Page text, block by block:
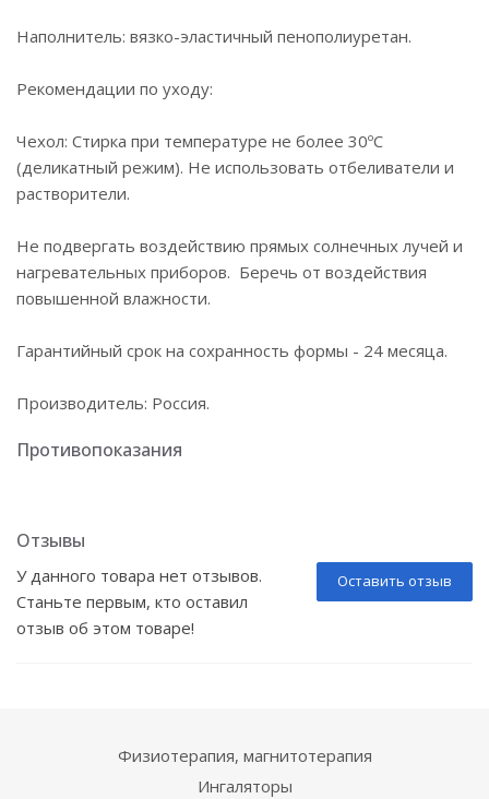
Наполнитель: вязко-эластичный пенополиуретан.
Рекомендации по уходу:
Чехол: Стирка при температуре не более 30ºС
(деликатный режим). Не использовать отбеливатели и
растворители.
Не подвергать воздействию прямых солнечных лучей и
нагревательных приборов. Беречь от воздействия
повышенной влажности.
Гарантийный срок на сохранность формы - 24 месяца.
Производитель: Россия.
Противопоказания
Отзывы
Оставить отзыв
У данного товара нет отзывов.
Станьте первым, кто оставил
отзыв об этом товаре!
Физиотерапия, магнитотерапия
Ингаляторы